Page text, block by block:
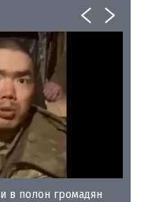
в полон громадян